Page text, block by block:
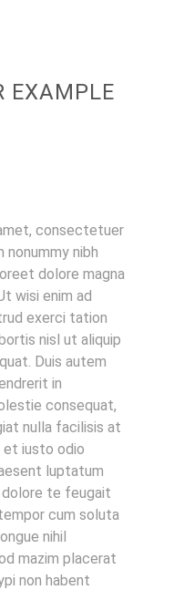
EXAMPLE
consectetuer
nonummy nibh
dolore magna
wisi enim ad
exerci tation
nisl ut aliquip
Duis autem
in
consequat,
nulla facilisis at
et iusto odio
luptatum
dolore te feugait
cum soluta
nihil
mazim placerat
non habent